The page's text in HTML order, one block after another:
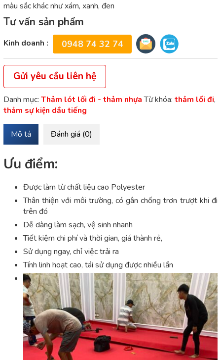
màu sắc khác như xám, xanh, đen
Tư vấn sản phẩm
Kinh doanh : 0948 74 32 74
Gửi yêu cầu liên hệ
Danh mục: Thảm lót lối đi - thảm nhựa Từ khóa: thảm lối đi,
thảm sự kiện dầu tiếng
Mô tả Đánh giá (0)
Ưu điểm:
Được làm từ chất liệu cao Polyester
Thân thiện với môi trường, có gân chống trơn trượt khi đi
trên đó
Dễ dàng làm sạch, vệ sinh nhanh
Tiết kiệm chi phí và thời gian, giá thành rẻ,
Sử dụng ngay, chỉ việc trải ra
Tính linh hoạt cao, tái sử dụng được nhiều lần